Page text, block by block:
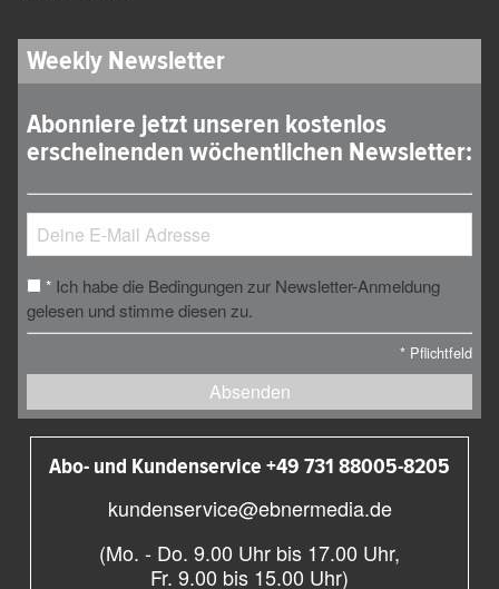
Weekly Newsletter
Abonniere jetzt unseren kostenlos
erscheinenden wöchentlichen Newsletter:
* Ich habe die Bedingungen zur Newsletter-Anmeldung
gelesen und stimme diesen zu.
* Pflichtfeld
Absenden
Abo- und Kundenservice +49 731 88005-8205
kundenservice@ebnermedia.de
(Mo. - Do. 9.00 Uhr bis 17.00 Uhr,
Fr. 9.00 bis 15.00 Uhr)